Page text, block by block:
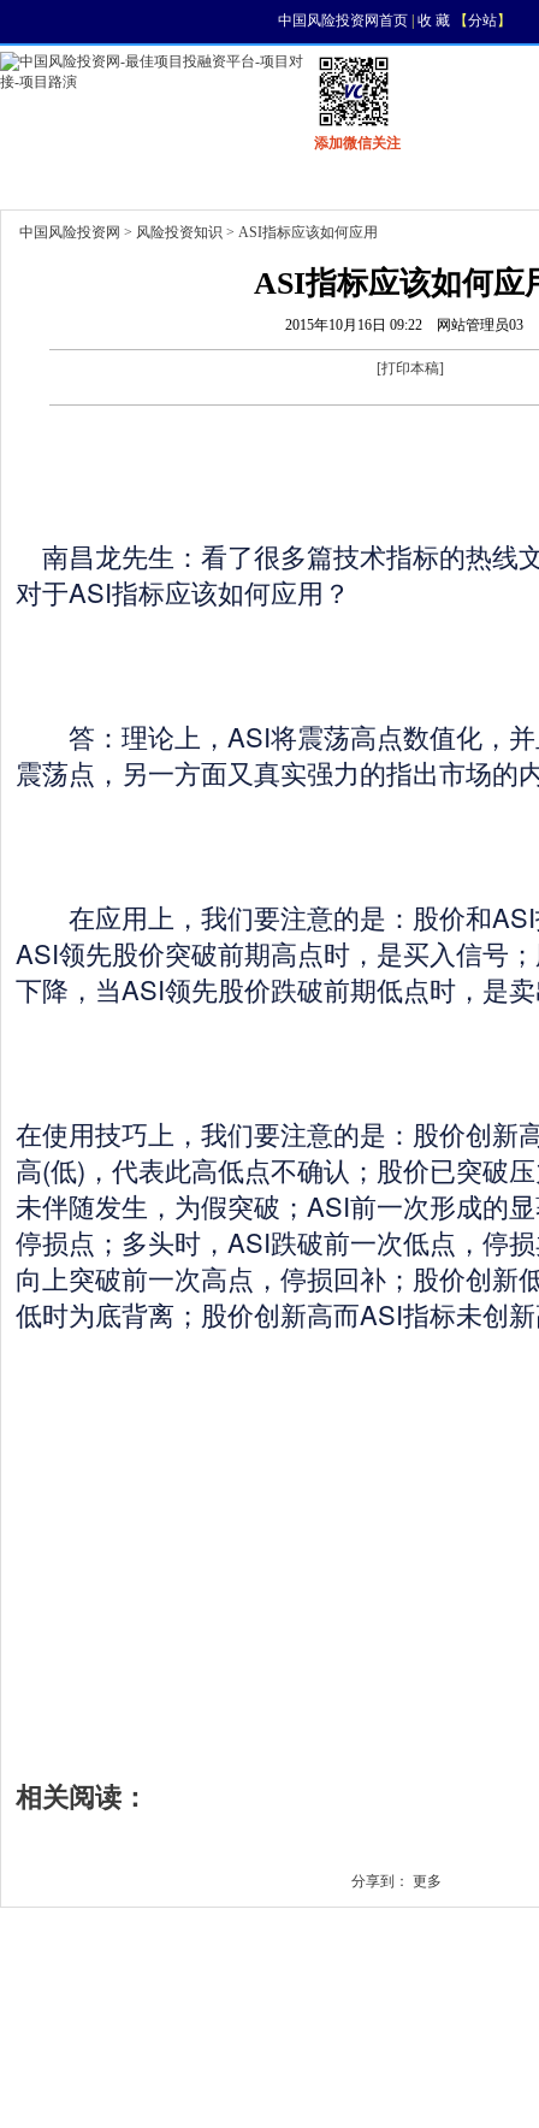
中国风险投资网首页| 收 藏【分站】
添加微信关注
中国风险投资网 > 风险投资知识 > ASI指标应该如何应用
ASI指标应该如何应
2015年10月16日 09:22 网站管理员03
[打印本稿]
南昌龙先生：看了很多篇技术指标的热线
对于ASI指标应该如何应用？
答：理论上，ASI将震荡高点数值化，并
震荡点，另一方面又真实强力的指出市场的
在应用上，我们要注意的是：股价和ASI
ASI领先股价突破前期高点时，是买入信号
下降，当ASI领先股价跌破前期低点时，是
在使用技巧上，我们要注意的是：股价创新
高(低)，代表此高低点不确认；股价已突破
未伴随发生，为假突破；ASI前一次形成的
停损点；多头时，ASI跌破前一次低点，停
向上突破前一次高点，停损回补；股价创新
低时为底背离；股价创新高而ASI指标未创
相关阅读：
分享到： 更多